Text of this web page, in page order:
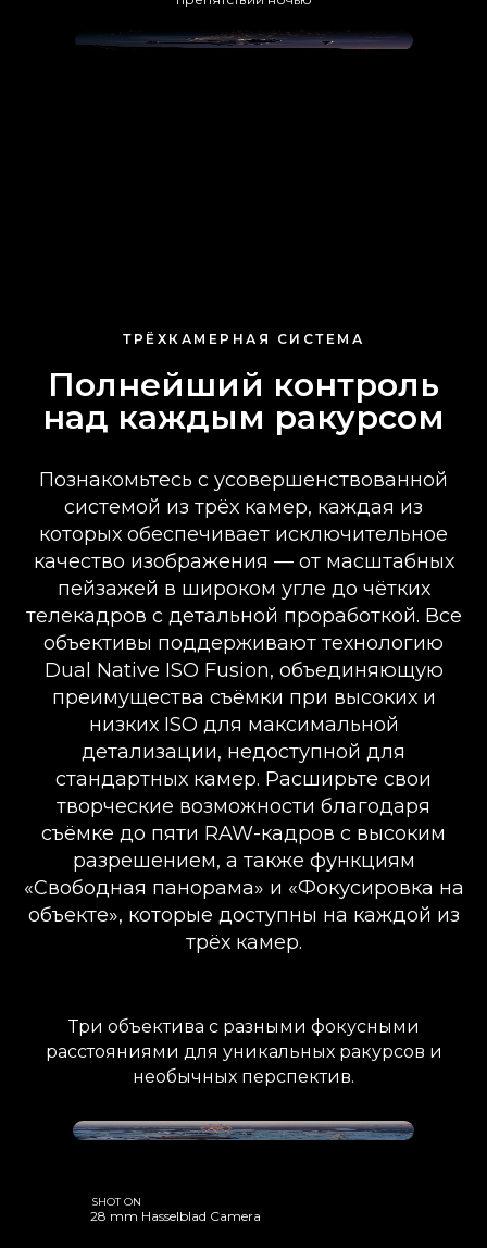
ТРЁХКАМЕРНАЯ СИСТЕМА
Полнейший контроль
над каждым ракурсом
Познакомьтесь с усовершенствованной
системой из трёх камер, каждая из
которых обеспечивает исключительное
качество изображения — от масштабных
пейзажей в широком угле до чётких
телекадров с детальной проработкой. Все
объективы поддерживают технологию
Dual Native ISO Fusion, объединяющую
преимущества съёмки при высоких и
низких ISO для максимальной
детализации, недоступной для
стандартных камер. Расширьте свои
творческие возможности благодаря
съёмке до пяти RAW-кадров с высоким
разрешением, а также функциям
«Свободная панорама» и «Фокусировка на
объекте», которые доступны на каждой из
трёх камер.
Три объектива с разными фокусными
расстояниями для уникальных ракурсов и
необычных перспектив.
28 mm Hasselblad Camera
SHOT ON